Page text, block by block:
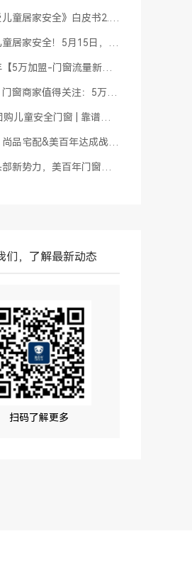
《关爱儿童居家安全》白皮书2.0版重磅发布！家居行业首创！
守护儿童居家安全！5月15日，这场门窗公益盛事邀您共同参与！
美百年【5万加盟-门窗流量新模式】打造同城新零售头部大商！
火爆！门窗商家值得关注：5万加盟“门窗流量新模式” 成为同城流量头部大商！
双11团购儿童安全门窗 | 靠谱攻略，多重优惠可叠加使用！
重磅！尚品宅配&美百年达成战略合作，窗领新趋势助力行业升维发展！
门窗头部新势力，美百年门窗携手尚品宅配探索渠道融合新模式！
们，了解最新动态
扫码了解更多